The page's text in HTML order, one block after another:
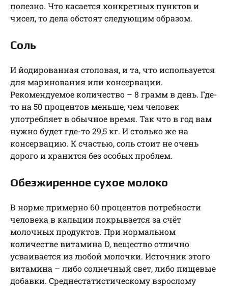
полезно. Что касается конкретных пунктов и
чисел, то дела обстоят следующим образом.
Соль
И йодированная столовая, и та, что используется
для маринования или консервации.
Рекомендуемое количество – 8 грамм в день. Где-
то на 50 процентов меньше, чем человек
употребляет в обычное время. Так что в год вам
нужно будет где-то 29,5 кг. И столько же на
консервацию. К счастью, соль стоит не очень
дорого и хранится без особых проблем.
Обезжиренное сухое молоко
В норме примерно 60 процентов потребности
человека в кальции покрывается за счёт
молочных продуктов. При нормальном
количестве витамина D, вещество отлично
усваивается из любой молочки. Источник этого
витамина – либо солнечный свет, либо пищевые
добавки. Среднестатистическому взрослому